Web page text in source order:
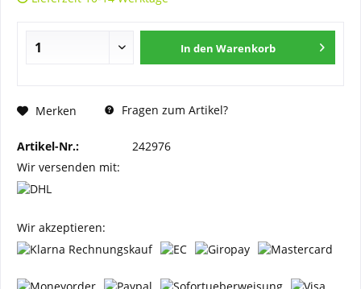
In den Warenkorb
Merken Fragen zum Artikel?
Artikel-Nr.:
242976
Wir versenden mit:
Wir akzeptieren: